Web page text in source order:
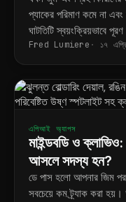
প্যাকের পরিমাণ কমে না
ঘাটতিটি স্বয়ংক্রিয়ভাবে
Fred Lumiere ১৭
এপিআই অ্যাপস
মাইন্ডবডি ও
আসলে সদস্য হন?
ডে পাস হলো আপনার জিম
সবচেয়ে কম ট্র্যাক করা